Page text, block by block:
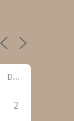
DOM
2